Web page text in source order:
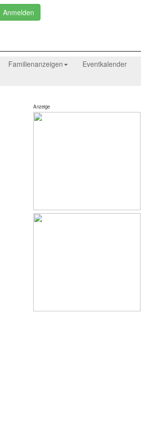
Anmelden
Familienanzeigen
Eventkalender
Anzeige